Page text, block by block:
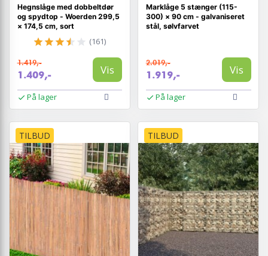
Hegnslåge med dobbeltdør
og spydtop - Woerden 299,5
× 174,5 cm, sort
(161)
1.419,-
1.409,- Vis
På lager
Marklåge 5 stænger (115-
300) × 90 cm - galvaniseret
stål, sølvfarvet
2.019,-
1.919,- Vis
På lager
TILBUD TILBUD